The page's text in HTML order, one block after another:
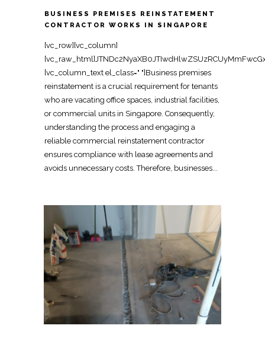
BUSINESS PREMISES REINSTATEMENT
CONTRACTOR WORKS IN SINGAPORE
[vc_row][vc_column][vc_raw_html]JTNDc2NyaXB0JTIwdHlwZSUzRCUyMmFwcGxpY2F0aW9uJTJGbGQlMkJqc29uJTIyJTNFJTBBJTdCJTBBJTIwJTIwJTIyJTQwY29udGV4dCUyMiUzQSUyMCUyMmh0dHBzJTNBJTJGJTJGc2NoZW1hLm9yZyUyMiUyQyUwQSUyMCUyMCUyMiU0MGdyYXBoJTIyJTNBJTIwJTVCJTBBJTIwJTIwJTIwJTIwJTdCJTBBJTIwJTIwJTIwJTIwJTIwJTIwJTIyJTQwdHlwZSUyMiUzQSUyMCUyMk9yZ2FuaXphdGlvbiUyMiUyQyUwQSUyMCUyMCUyMCUyMCUyMCUyMCUyMm5hbWUlMjIlM0ElMjAlMjJPZmZpY2UlMjBSZWluc3RhdGVtZW50JTIwU2luZ2Fwb3JlJTIyJTJDJTBBJTIwJTIwJTIwJTIwJTIwJTIwJTIydXJsJTIyJTNBJTIwJTIyaHR0cHMlM0ElMkYlMkZ3d3cub2ZmaWNlcmVpbnN0YXRlbWVudHNpbmdhcG9yZS5jb20lMkYlMjIlMkMlMEElMjAlMjAlMjAlMjAlMjAlMjAlMjJsb2dvJTIyJTNBJTIwJTIyaHR0cHMlM0ElMkYlMkZ3d3cub2ZmaWNlcmVpbnN0YXRlbWVudHNpbmdhcG9yZS5jb20lMkZsb2dvLnBuZyUyMiUyQyUwQSUyMCUyMCUyMCUyMCUyMCUyMCUyMnNhbWVBcyUyMiUzQSUyMCU1QiUwQSUyMCUyMCUyMCUyMCUyMCUyMCUyMCUyMCUyMmh0dHBzJTNBJTJGJTJGd3d3LmZhY2Vib29rLmNvbSUyRk9mZmljZVJlaW5zdGF0ZW1lbnRTaW5nYXBvcmUlMjIlMkMlMEElMjAlMjAlMjAlMjAlMjAlMjAlMjAlMjAlMjJodHRwcyUzQSUyRiUyRnd3dy5saW5rZWRpbi5jb20lMkZjb21wYW55JTJGb2ZmaWNlLXJlaW5zdGF0ZW1lbnQtc2luZ2Fwb3JlJTIyJTBBJTIwJTIwJTIwJTIwJTIwJTIwJTVEJTJDJTBBJTIwJTIwJTIwJTIwJTIwJTIwJTIyY29udGFjdFBvaW50JTIyJTNBJTIwJTVCJTBBJTIwJTIwJTIwJTIwJTIwJTIwJTIwJTIwJTdCJTBBJTIwJTIwJTIwJTIwJTIwJTIwJTIwJTIwJTIwJTIwJTIyJTQwdHlwZSUyMiUzQSUyMCUyMkNvbnRhY3RQb2ludCUyMiUyQyUwQSUyMCUyMCUyMCUyMCUyMCUyMCUyMCUyMCUyMCUyMCUyMnRlbGVwaG9uZSUyMiUzQSUyMCUyMiUyQjY1JTIwNjM2OSUyMDgxMjMlMjIlMkMlMEElMjAlMjAlMjAlMjAlMjAlMjAlMjAlMjAlMjAlMjAlMjJjb250YWN0VHlwZSUyMiUzQSUyMCUyMmN1c3RvbWVyJTIwc2VydmljZSUyMiUyQyUwQSUyMCUyMCUyMCUyMCUyMCUyMCUyMCUyMCUyMCUyMCUyMmFyZWFTZXJ2ZWQlMjIlM0ElMjAlMjJTRyUyMiUyQyUwQSUyMCUyMCUyMCUyMCUyMCUyMCUyMCUyMCUyMCUyMCUyMmF2YWlsYWJsZUxhbmd1YWdlJTIyJTNBJTIwJTIyZW4lMjIlMEElMjAlMjAlMjAlMjAlMjAlMjAlMjAlMjAlN0QlMEElMjAlMjAlMjAlMjAlMjAlMjAlNUQlMEElMjAlMjAlMjAlMjAlN0QlMkMlMEElMjAlMjAlMjAlMjAlN0IlMEElMjAlMjAlMjAlMjAlMjAlMjAlMjIlNDB0eXBlJTIyJTNBJTIwJTIyV2ViU2l0ZSUyMiUyQyUwQSUyMCUyMCUyMCUyMCUyMCUyMCUyMnVybCUyMiUzQSUyMCUyMmh0dHBzJTNBJTJGJTJGd3d3Lm9mZmljZXJlaW5zdGF0ZW1lbnRzaW5nYXBvcmUuY29tJTJGJTIyJTJDJTBBJTIwJTIwJTIwJTIwJTIwJTIwJTIycG90ZW50aWFsQWN0aW9uJTIyJTNBJTIwJTdCJTBBJTIwJTIwJTIwJTIwJTIwJTIwJTIwJTIwJTIyJTQwdHlwZSUyMiUzQSUyMCUyMlNlYXJjaEFjdGlvbiUyMiUyQyUwQSUyMCUyMCUyMCUyMCUyMCUyMCUyMCUyMCUyMnRhcmdldCUyMiUzQSUyMCUyMmh0dHBzJTNBJTJGJTJGd3d3Lm9mZmljZXJlaW5zdGF0ZW1lbnRzaW5nYXBvcmUuY29tJTJGJTNGcyUzRCU3QnNlYXJjaF90ZXJtX3N0cmluZyU3RCUyMiUyQyUwQSUyMCUyMCUyMCUyMCUyMCUyMCUyMCUyMCUyMnF1ZXJ5LWlucHV0JTIyJTNBJTIwJTIycmVxdWlyZWQlMjBuYW1lJTNEc2VhcmNoX3Rlcm1fc3RyaW5nJTIyJTBBJTIwJTIwJTIwJTIwJTIwJTIwJTdEJTBBJTIwJTIwJTIwJTIwJTdEJTJDJTBBJTIwJTIwJTIwJTIwJTdCJTBBJTIwJTIwJTIwJTIwJTIwJTIwJTIyJTQwdHlwZSUyMiUzQSUyMCUyMkxvY2FsQnVzaW5lc3MlMjIlMkMlMEElMjAlMjAlMjAlMjAlMjAlMjAlMjJuYW1lJTIyJTNBJTIwJTIyT2ZmaWNlJTIwUmVpbnN0YXRlbWVudCUyMFNpbmdhcG9yZSUyMENvbnRyYWN0b3IlMjIlMkMlMEElMjAlMjAlMjAlMjAlMjAlMjAlMjJhZGRyZXNzJTIyJTNBJTIwJTdCJTBBJTIwJTIwJTIwJTIwJTIwJTIwJTIwJTIwJTIyJTQwdHlwZSUyMiUzQSUyMCUyMlBvc3RhbEFkZHJlc3MlMjIlMkMlMEElMjAlMjAlMjAlMjAlMjAlMjAlMjAlMjAlMjJzdHJlZXRBZGRyZXNzJTIyJTNBJTIwJTIyOCUyMEFkbWlyYWx0eSUyMFN0cmVldCUyMCUyMzA3JUUyJTgwJTkxMDElMjBBZG1pcmF4JTIyJTJDJTBBJTIwJTIwJTIwJTIwJTIwJTIwJTIwJTIwJTIyYWRkcmVzc0xvY2FsaXR5JTIyJTNBJTIwJTIyU2luZ2Fwb3JlJTIyJTJDJTBBJTIwJTIwJTIwJTIwJTIwJTIwJTIwJTIwJTIycG9zdGFsQ29kZSUyMiUzQSUyMCUyMjc1NzQzOCUyMiUyQyUwQSUyMCUyMCUyMCUyMCUyMCUyMCUyMCUyMCUyMmFkZHJlc3NDb3VudHJ5JTIyJTNBJTIwJTIyU0clMjIlMEElMjAlMjAlMjAlMjAlMjAlMjAlN0QlMkMlMEElMjAlMjAlMjAlMjAlMjAlMjAlMjJ0ZWxlcGhvbmUlMjIlM0ElMjAlMjIlMkI2NSUyMDYzNjklMjA4MTIzJTIyJTJDJTBBJTIwJTIwJTIwJTIwJTIwJTIwJTIydXJsJTIyJTNBJTIwJTIyaHR0cHMlM0ElMkYlMkZ3d3cub2ZmaWNlcmVpbnN0YXRlbWVudHNpbmdhcG9yZS5jb20lMkZidXNpbmVzcy1wcmVtaXNlcy1yZWluc3RhdGVtZW50LXNpbmdhcG9yZS1jb250cmFjdG9yJTJGJTIyJTJDJTBBJTIwJTIwJTIwJTIwJTIwJTIwJTIyZGVzY3JpcHRpb24lMjIlM0ElMjAlMjJSZWxpYWJsZSUyMGJ1c2luZXNzJTIwcHJlbWlzZXMlMjByZWluc3RhdGVtZW50JTIwY29udHJhY3RvciUyMGluJTIwU2luZ2Fwb3JlJTJDJTIwcHJvdmlkaW5nJTIwZnVsbCUyMGNvbW1lcmNpYWwlMjByZWluc3RhdGVtZW50JTIwc2VydmljZXMlMjBhY3Jvc3MlMjBvZmZpY2VzJTJDJTIwcmV0YWlsJTJDJTIwaW5kdXN0cmlhbCUyMGFuZCUyMGJ1c2luZXNzJTIwc3BhY2VzJTIwdG8lMjBtZWV0JTIwbGVhc2UlMjBoYW5kb3ZlciUyMHJlcXVpcmVtZW50cy4lRTIlODAlQUYlMjIlMjAlMkMlMEElMjAlMjAlMjAlMjAlMjAlMjAlMjJvcGVuaW5nSG91cnNTcGVjaWZpY2F0aW9uJTIyJTNBJTIwJTVCJTBBJTIwJTIwJTIwJTIwJTIwJTIwJTIwJTIwJTdCJTBBJTIwJTIwJTIwJTIwJTIwJTIwJTIwJTIwJTIwJTIwJTIyJTQwdHlwZSUyMiUzQSUyMCUyMk9wZW5pbmdIb3Vyc1NwZWNpZmljYXRpb24lMjIlMkMlMEElMjAlMjAlMjAlMjAlMjAlMjAlMjAlMjAlMjAlMjAlMjJkYXlPZldlZWslMjIlM0ElMjAlNUIlMjJNb25kYXklMjIlMkMlMjJUdWVzZGF5JTIyJTJDJTIyV2VkbmVzZGF5JTIyJTJDJTIyVGh1cnNkYXklMjIlMkMlMjJGcmlkYXklMjIlNUQlMkMlMEElMjAlMjAlMjAlMjAlMjAlMjAlMjAlMjAlMjAlMjAlMjJvcGVucyUyMiUzQSUyMCUyMjA5JTNBMDAlMjIlMkMlMEElMjAlMjAlMjAlMjAlMjAlMjAlMjAlMjAlMjAlMjAlMjJjbG9zZXMlMjIlM0ElMjAlMjIxOCUzQTAwJTIyJTBBJTIwJTIwJTIwJTIwJTIwJTIwJTIwJTIwJTdEJTJDJTBBJTIwJTIwJTIwJTIwJTIwJTIwJTIwJTIwJTdCJTBBJTIwJTIwJTIwJTIwJTIwJTIwJTIwJTIwJTIwJTIwJTIyJTQwdHlwZSUyMiUzQSUyMCUyMk9wZW5pbmdIb3Vyc1NwZWNpZmljYXRpb24lMjIlMkMlMEElMjAlMjAlMjAlMjAlMjAlMjAlMjAlMjAlMjAlMjAlMjJkYXlPZldlZWslMjIlM0ElMjAlMjJTYXR1cmRheSUyMiUyQyUwQSUyMCUyMCUyMCUyMCUyMCUyMCUyMCUyMCUyMCUyMCUyMm9wZW5zJTIyJTNBJTIwJTIyMDklM0EwMCUyMiUyQyUwQSUyMCUyMCUyMCUyMCUyMCUyMCUyMCUyMCUyMCUyMCUyMmNsb3NlcyUyMiUzQSUyMCUyMjEyJTNBMDAlMjIlMEElMjAlMjAlMjAlMjAlMjAlMjAlMjAlMjAlN0QlMEElMjAlMjAlMjAlMjAlMjAlMjAlNUQlMkMlMEElMjAlMjAlMjAlMjAlMjAlMjAlMjJpbWFnZSUyMiUzQSUyMCU1QiUwQSUyMCUyMCUyMCUyMCUyMCUyMCUyMCUyMCUyMmh0dHBzJTNBJTJGJTJGd3d3Lm9mZmljZXJlaW5zdGF0ZW1lbnRzaW5nYXBvcmUuY29tJTJGaW1hZ2VzJTJGYnVzaW5lc3MtcHJlbWlzZXMtcmVpbnN0YXRlbWVudC0xLmpwZyUyMiUyQyUwQSUyMCUyMCUyMCUyMCUyMCUyMCUyMCUyMCUyMmh0dHBzJTNBJTJGJTJGd3d3Lm9mZmljZXJlaW5zdGF0ZW1lbnRzaW5nYXBvcmUuY29tJTJGaW1hZ2VzJTJGYnVzaW5lc3MtcHJlbWlzZXMtcmVpbnN0YXRlbWVudC0yLmpwZyUyMiUwQSUyMCUyMCUyMCUyMCUyMCUyMCU1RCUyQyUwQSUyMCUyMCUyMCUyMCUyMCUyMCUyMmFnZ3JlZ2F0ZVJhdGluZyUyMiUzQSUyMCU3QiUwQSUyMCUyMCUyMCUyMCUyMCUyMCUyMCUyMCUyMiU0MHR5cGUlMjIlM0ElMjAlMjJBZ2dyZWdhdGVSYXRpbmclMjIlMkMlMEElMjAlMjAlMjAlMjAlMjAlMjAlMjAlMjAlMjJyYXRpbmdWYWx1ZSUyMiUzQSUyMCUyMjQuOSUyMiUyQyUwQSUyMCUyMCUyMCUyMCUyMCUyMCUyMCUyMCUyMnJldmlld0NvdW50JTIyJTNBJTIwJTIyNDUlMjIlMEElMjAlMjAlMjAlMjAlMjAlMjAlN0QlMkMlMEElMjAlMjAlMjAlMjAlMjAlMjAlMjJwcmljZVJhbmdlJTIyJTNBJTIwJTIyQ29udGFjdCUyMGZvciUyMHF1b3RlJTIyJTBBJTIwJTIwJTIwJTIwJTdEJTJDJTBBJTIwJTIwJTIwJTIwJTdCJTBBJTIwJTIwJTIwJTIwJTIwJTIwJTIyJTQwdHlwZSUyMiUzQSUyMCUyMlNlcnZpY2UlMjIlMkMlMEElMjAlMjAlMjAlMjAlMjAlMjAlMjJzZXJ2aWNlVHlwZSUyMiUzQSUyMCUyMkJ1c2luZXNzJTIwUHJlbWlzZXMlMjBSZWluc3RhdGVtZW50JTIyJTJDJTBBJTIwJTIwJTIwJTIwJTIwJTIwJTIycHJvdmlkZXIlMjIlM0ElMjAlN0IlMEElMjAlMjAlMjAlMjAlMjAlMjAlMjAlMjAlMjIlNDB0eXBlJTIyJTNBJTIwJTIyTG9jYWxCdXNpbmVzcyUyMiUyQyUwQSUyMCUyMCUyMCUyMCUyMCUyMCUyMCUyMCUyMm5hbWUlMjIlM0ElMjAlMjJPZmZpY2UlMjBSZWluc3RhdGVtZW50JTIwU2luZ2Fwb3JlJTIwQ29udHJhY3RvciUyMiUyQyUwQSUyMCUyMCUyMCUyMCUyMCUyMCUyMCUyMCUyMnVybCUyMiUzQSUyMCUyMmh0dHBzJTNBJTJGJTJGd3d3Lm9mZmljZXJlaW5zdGF0ZW1lbnRzaW5nYXBvcmUuY29tJTJGYnVzaW5lc3MtcHJlbWlzZXMtcmVpbnN0YXRlbWVudC1zaW5nYXBvcmUtY29udHJhY3RvciUyRiUyMiUwQSUyMCUyMCUyMCUyMCUyMCUyMCU3RCUyQyUwQSUyMCUyMCUyMCUyMCUyMCUyMCUyMmFyZWFTZXJ2ZWQlMjIlM0ElMjAlN0IlMEElMjAlMjAlMjAlMjAlMjAlMjAlMjAlMjAlMjIlNDB0eXBlJTIyJTNBJTIwJTIyQ291bnRyeSUyMiUyQyUwQSUyMCUyMCUyMCUyMCUyMCUyMCUyMCUyMCUyMm5hbWUlMjIlM0ElMjAlMjJTaW5nYXBvcmUlMjIlMEElMjAlMjAlMjAlMjAlMjAlMjAlN0QlMkMlMEElMjAlMjAlMjAlMjAlMjAlMjAlMjJrZXl3b3JkcyUyMiUzQSUyMCU1QiUwQSUyMCUyMCUyMCUyMCUyMCUyMCUyMCUyMCUyMmJ1c2luZXNzJTIwcHJlbWlzZXMlMjByZWluc3RhdGVtZW50JTIyJTJDJTBBJTIwJTIwJTIwJTIwJTIwJTIwJTIwJTIwJTIyY29tbWVyY2lhbCUyMHJlaW5zdGF0ZW1lbnQlMjBTaW5nYXBvcmUlMjIlMkMlMEElMjAlMjAlMjAlMjAlMjAlMjAlMjAlMjAlMjJvZmZpY2UlMjByZWluc3RhdGVtZW50JTIwU2luZ2Fwb3JlJTIyJTJDJTBBJTIwJTIwJTIwJTIwJTIwJTIwJTIwJTIwJTIydGVuYW50JTIwcmVpbnN0YXRlbWVudCUyMFNpbmdhcG9yZSUyMiUyQyUwQSUyMCUyMCUyMCUyMCUyMCUyMCUyMCUyMCUyMm1ha2UlMjBnb29kJTIwYnVzaW5lc3MlMjBwcmVtaXNlcyUyMFNpbmdhcG9yZSUyMiUwQSUyMCUyMCUyMCUyMCUyMCUyMCU1RCUyQyUwQSUyMCUyMCUyMCUyMCUyMCUyMCUyMmRlc2NyaXB0aW9uJTIyJTNBJTIwJTIyUHJvZmVzc2lvbmFsJTIwcmVpbnN0YXRlbWVudCUyMHNlcnZpY2VzJTIwZm9yJTIwYnVzaW5lc3MlMjBwcmVtaXNlcyUyMGluJTIwU2luZ2Fwb3JlJTIwJUUyJTgwJTkzJTIwcmVzdG9yaW5nJTIwY29tbWVyY2lhbCUyMHVuaXRzJTJDJTIwb2ZmaWNlcyUyQyUyMGluZHVzdHJpYWwlMjBhbmQlMjByZXRhaWwlMjBzcGFjZXMlMjB0byUyMG9yaWdpbmFsJTIwY29uZGl0aW9uJTIwcGVyJTIwbGVhc2UlMjBhZ3JlZW1lbnQuJTIyJTBBJTIwJTIwJTIwJTIwJTdEJTJDJTBBJTIwJTIwJTIwJTIwJTdCJTBBJTIwJTIwJTIwJTIwJTIwJTIwJTIyJTQwdHlwZSUyMiUzQSUyMCUyMlByb2R1Y3QlMjIlMkMlMEElMjAlMjAlMjAlMjAlMjAlMjAlMjJuYW1lJTIyJTNBJTIwJTIyQnVzaW5lc3MlMjBQcmVtaXNlcyUyMFJlaW5zdGF0ZW1lbnQlMjBQYWNrYWdlJTIyJTJDJTBBJTIwJTIwJTIwJTIwJTIwJTIwJTIyZGVzY3JpcHRpb24lMjIlM0ElMjAlMjJDb21wcmVoZW5zaXZlJTIwcmVpbnN0YXRlbWVudCUyMHNvbHV0aW9uJTIwZm9yJTIwYnVzaW5lc3MlMjBwcmVtaXNlcyUyMGluJTIwU2luZ2Fwb3JlJTJDJTIwaGFuZGxpbmclMjBkaXNtYW50bGluZyUyQyUyME0lMjZFJTIwdGVybWluYXRpb24lMkMlMjBmbG9vcmluZyUyQyUyMGNlaWxpbmclMjByZXN0b3JhdGlvbiUyQyUyMGFuZCUyMGZpbmFsJTIwbGFuZGxvcmQlMjBoYW5kb3Zlci4lMjIlMkMlMEElMjAlMjAlMjAlMjAlMjAlMjAlMjJicmFuZCUyMiUzQSUyMCU3QiUwQSUyMCUyMCUyMCUyMCUyMCUyMCUyMCUyMCUyMiU0MHR5cGUlMjIlM0ElMjAlMjJPcmdhbml6YXRpb24lMjIlMkMlMEElMjAlMjAlMjAlMjAlMjAlMjAlMjAlMjAlMjJuYW1lJTIyJTNBJTIwJTIyT2ZmaWNlJTIwUmVpbnN0YXRlbWVudCUyMFNpbmdhcG9yZSUyMiUwQSUyMCUyMCUyMCUyMCUyMCUyMCU3RCUyQyUwQSUyMCUyMCUyMCUyMCUyMCUyMCUyMm9mZmVycyUyMiUzQSUyMCU3QiUwQSUyMCUyMCUyMCUyMCUyMCUyMCUyMCUyMCUyMiU0MHR5cGUlMjIlM0ElMjAlMjJPZmZlciUyMiUyQyUwQSUyMCUyMCUyMCUyMCUyMCUyMCUyMCUyMCUyMnVybCUyMiUzQSUyMCUyMmh0dHBzJTNBJTJGJTJGd3d3Lm9mZmljZXJlaW5zdGF0ZW1lbnRzaW5nYXBvcmUuY29tJTJGYnVzaW5lc3MtcHJlbWlzZXMtcmVpbnN0YXRlbWVudC1zaW5nYXBvcmUtY29udHJhY3RvciUyRiUyMiUyQyUwQSUyMCUyMCUyMCUyMCUyMCUyMCUyMCUyMCUyMnByaWNlQ3VycmVuY3klMjIlM0ElMjAlMjJTR0QlMjIlMkMlMEElMjAlMjAlMjAlMjAlMjAlMjAlMjAlMjAlMjJhdmFpbGFiaWxpdHklMjIlM0ElMjAlMjJodHRwcyUzQSUyRiUyRnNjaGVtYS5vcmclMkZJblN0b2NrJTIyJTJDJTBBJTIwJTIwJTIwJTIwJTIwJTIwJTIwJTIwJTIycHJpY2UlMjIlM0ElMjAlMjJDb250YWN0JTIwZm9yJTIwcXVvdGUlMjIlMEElMjAlMjAlMjAlMjAlMjAlMjAlN0QlMkMlMEElMjAlMjAlMjAlMjAlMjAlMjAlMjJhZ2dyZWdhdGVSYXRpbmclMjIlM0ElMjAlN0IlMEElMjAlMjAlMjAlMjAlMjAlMjAlMjAlMjAlMjIlNDB0eXBlJTIyJTNBJTIwJTIyQWdncmVnYXRlUmF0aW5nJTIyJTJDJTBBJTIwJTIwJTIwJTIwJTIwJTIwJTIwJTIwJTIycmF0aW5nVmFsdWUlMjIlM0ElMjAlMjI0LjklMjIlMkMlMEElMjAlMjAlMjAlMjAlMjAlMjAlMjAlMjAlMjJyZXZp